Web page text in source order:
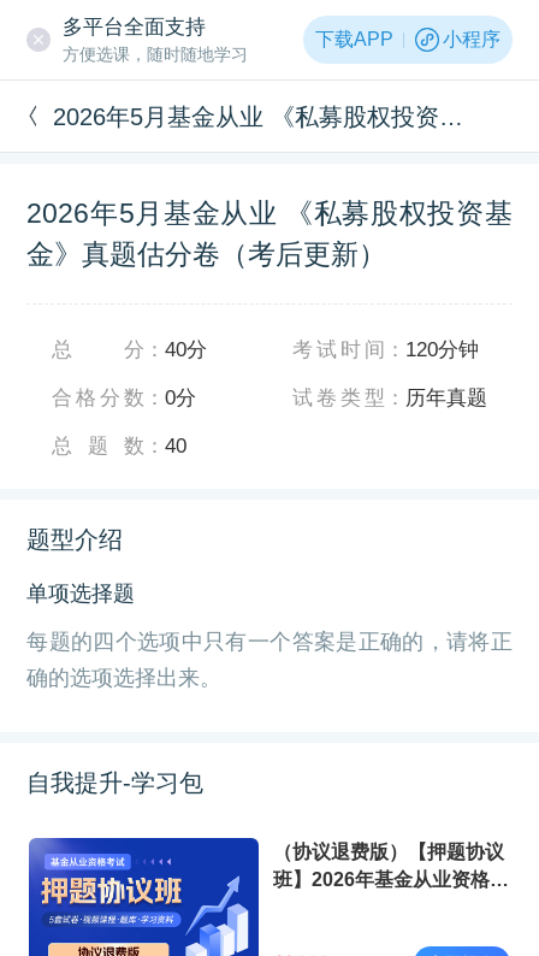
多平台全面支持
方便选课，随时随地学习
下载APP 小程序
2026年5月基金从业 《私募股权投资基金》真题估分卷（考后更新）
2026年5月基金从业 《私募股权投资基
金》真题估分卷（考后更新）
总分 ：40分
合格分数 ：0分
总题数 ：40
考试时间 ： 120分钟
试卷类型 ： 历年真题
题型介绍
单项选择题
每题的四个选项中只有一个答案是正确的，请将正
确的选项选择出来。
自我提升-学习包
（协议退费版）【押题协议
班】2026年基金从业资格考